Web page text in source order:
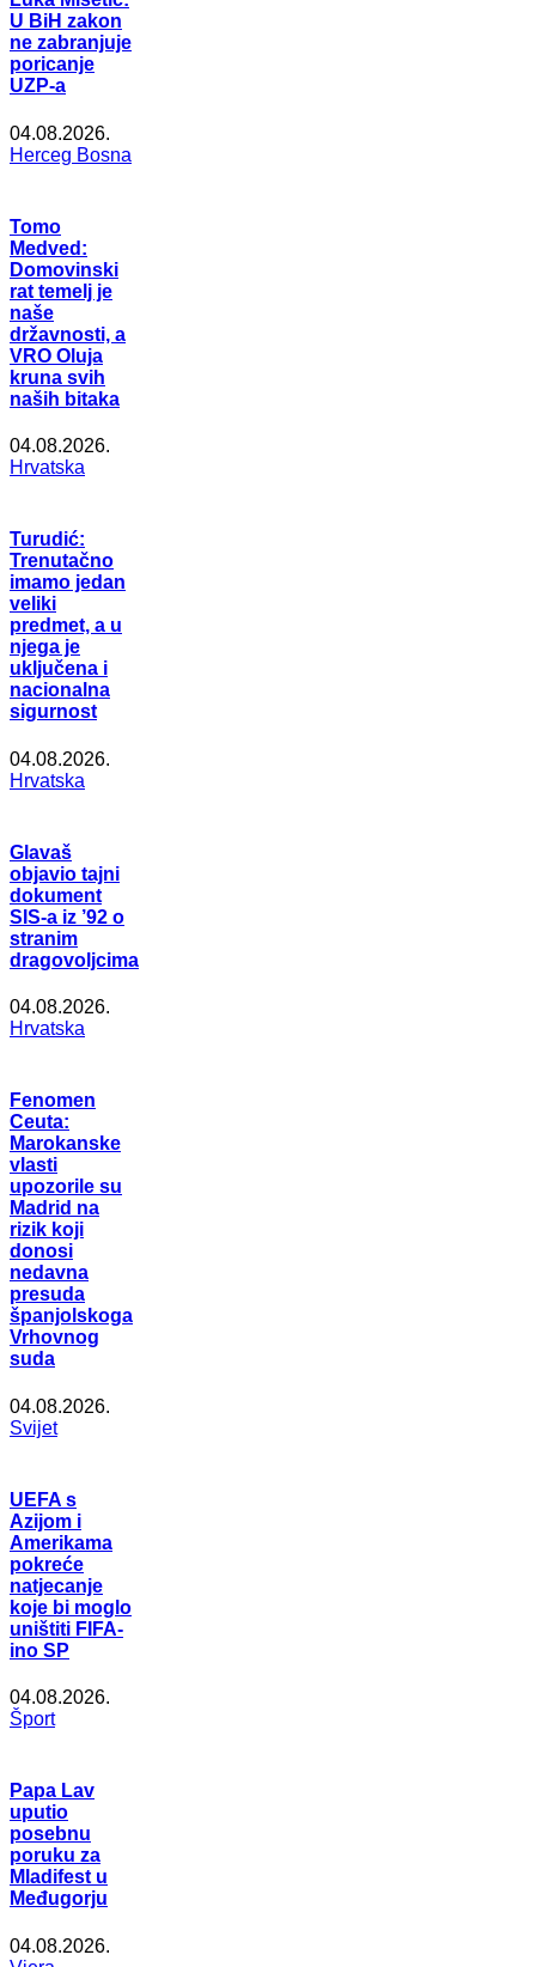
U BiH zakon
ne zabranjuje
poricanje
UZP-a
04.08.2026.
Herceg Bosna
Tomo
Medved:
Domovinski
rat temelj je
naše
državnosti, a
VRO Oluja
kruna svih
naših bitaka
04.08.2026.
Hrvatska
Turudić:
Trenutačno
imamo jedan
veliki
predmet, a u
njega je
uključena i
nacionalna
sigurnost
04.08.2026.
Hrvatska
Glavaš
objavio tajni
dokument
SIS-a iz ’92 o
stranim
dragovoljcima
04.08.2026.
Hrvatska
Fenomen
Ceuta:
Marokanske
vlasti
upozorile su
Madrid na
rizik koji
donosi
nedavna
presuda
španjolskoga
Vrhovnog
suda
04.08.2026.
Svijet
UEFA s
Azijom i
Amerikama
pokreće
natjecanje
koje bi moglo
uništiti FIFA-
ino SP
04.08.2026.
Šport
Papa Lav
uputio
posebnu
poruku za
Mladifest u
Međugorju
04.08.2026.